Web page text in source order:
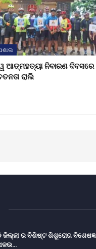
ଆତ୍ମହତ୍ୟା ନିବାରଣ ଦିବସରେ
ରାଲି
ଜିଲ୍ଲା ର ବିଶିଷ୍ଟ ଶିଶୁରୋଗ ବିଶେଷଜ୍ଞ